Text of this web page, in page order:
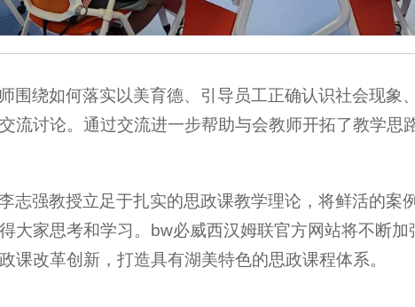
围绕如何落实以美育德、引导员工正确认识社会现象
流讨论。通过交流进一步帮助与会教师开拓了教学思
志强教授立足于扎实的思政课教学理论，将鲜活的案
大家思考和学习。bw必威西汉姆联官方网站将不断
课改革创新，打造具有湖美特色的思政课程体系。